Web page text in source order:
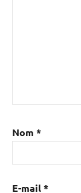
Nom *
E-mail*